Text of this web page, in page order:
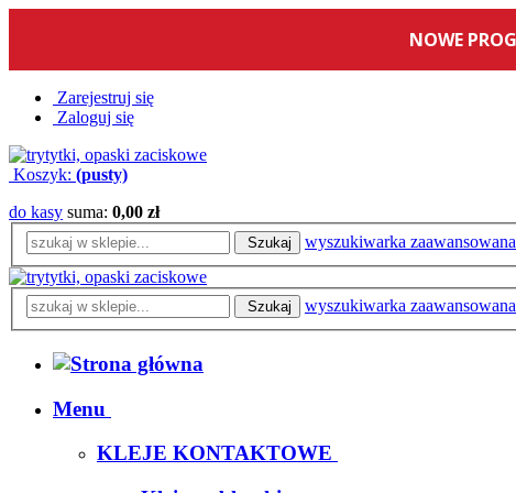
Zarejestruj się
Zaloguj się
Koszyk: (pusty)
do kasy suma: 0,00 zł
Szukaj wyszukiwarka zaawansowana
Szukaj wyszukiwarka zaawansowana
Menu
KLEJE KONTAKTOWE